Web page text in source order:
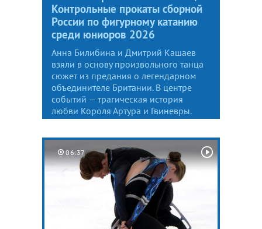
Контрольные прокаты сборной
России по фигурному катанию
среди юниоров 2026
Анна Билибина и Дмитрий Кашаев
взяли в основу произвольного танца
сюжет из предания о легендарном
объединителе Британии. В центре
событий — трагическая история
любви Короля Артура и Гвиневры.
06:37